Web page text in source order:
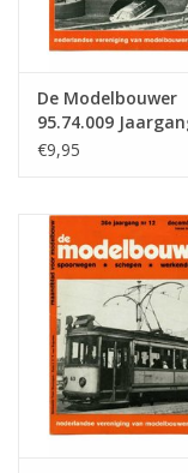
De Modelbouwer
95.74.009
Modelbouwer"
€9,95